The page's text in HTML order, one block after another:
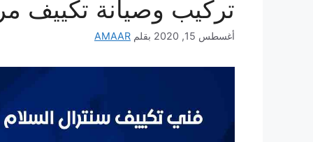
تركيب وصيانة تكييف
أغسطس 15, 2020 بقلم AMAAR